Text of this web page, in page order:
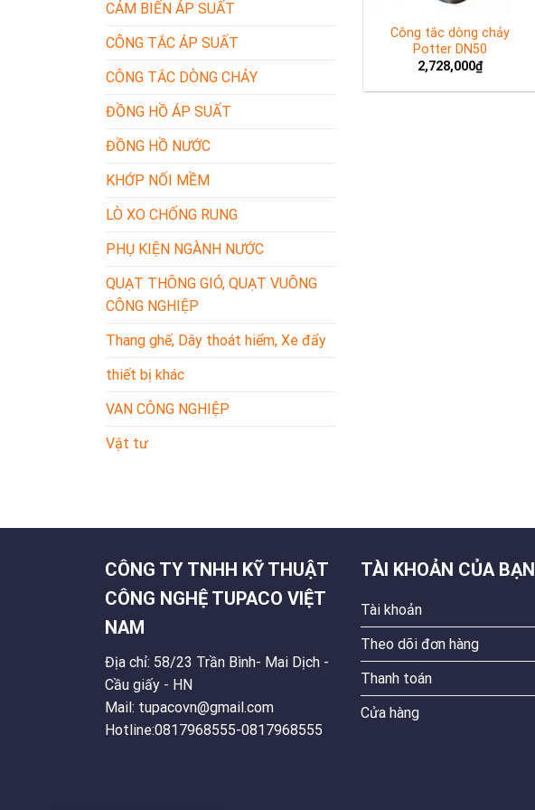
CẢM BIẾN ÁP SUẤT
CÔNG TẮC ÁP SUẤT
CÔNG TẮC DÒNG CHẢY
ĐỒNG HỒ ÁP SUẤT
ĐỒNG HỒ NƯỚC
KHỚP NỐI MỀM
LÒ XO CHỐNG RUNG
PHỤ KIỆN NGÀNH NƯỚC
QUẠT THÔNG GIÓ, QUẠT VUÔNG
CÔNG NGHIỆP
Thang ghế, Dây thoát hiểm, Xe đẩy
thiết bị khác
VAN CÔNG NGHIỆP
Vật tư
Công tắc dòng chảy
Potter DN50
2,728,000₫
CÔNG TY TNHH KỸ THUẬT
CÔNG NGHỆ TUPACO VIỆT
NAM
Địa chỉ: 58/23 Trần Bình- Mai Dịch -
Cầu giấy - HN
Mail: tupacovn@gmail.com
Hotline:0817968555-0817968555
TÀI KHOẢN CỦA BẠN
Tài khoản
Theo dõi đơn hàng
Thanh toán
Cửa hàng